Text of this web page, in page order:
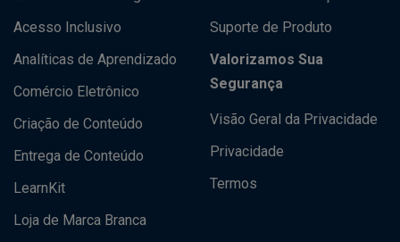
Acesso Inclusivo
Analíticas de Aprendizado
Comércio Eletrônico
Criação de Conteúdo
Entrega de Conteúdo
LearnKit
Loja de Marca Branca
Suporte de Produto
Valorizamos Sua
Segurança
Visão Geral da Privacidade
Privacidade
Termos